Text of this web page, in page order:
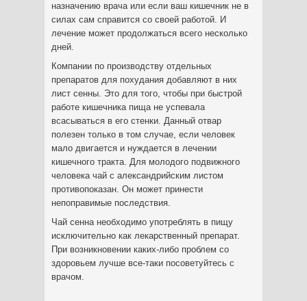
назначению врача или если ваш кишечник не в
силах сам справится со своей работой. И
лечение может продолжаться всего несколько
дней.
Компании по производству отдельных
препаратов для похудания добавляют в них
лист сенны. Это для того, чтобы при быстрой
работе кишечника пища не успевала
всасываться в его стенки. Данный отвар
полезен только в том случае, если человек
мало двигается и нуждается в лечении
кишечного тракта. Для молодого подвижного
человека чай с александрийским листом
противопоказан. Он может принести
непоправимые последствия.
Чай сенна необходимо употреблять в пищу
исключительно как лекарственный препарат.
При возникновении каких-либо проблем со
здоровьем лучше все-таки посоветуйтесь с
врачом.